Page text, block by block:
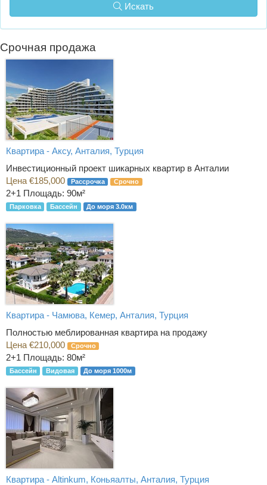
Искать
Срочная продажа
Квартира - Аксу, Анталия, Турция
Инвестиционный проект шикарных квартир в Анталии
Цена €185,000
Рассрочка Срочно
2+1 Площадь: 90м²
Парковка Бассейн До моря 3.0км
Квартира - Чамюва, Кемер, Анталия, Турция
Полностью меблированная квартира на продажу
Цена €210,000
Срочно
2+1 Площадь: 80м²
Бассейн Видовая До моря 1000м
Квартира - Altinkum, Коньяалты, Анталия, Турция